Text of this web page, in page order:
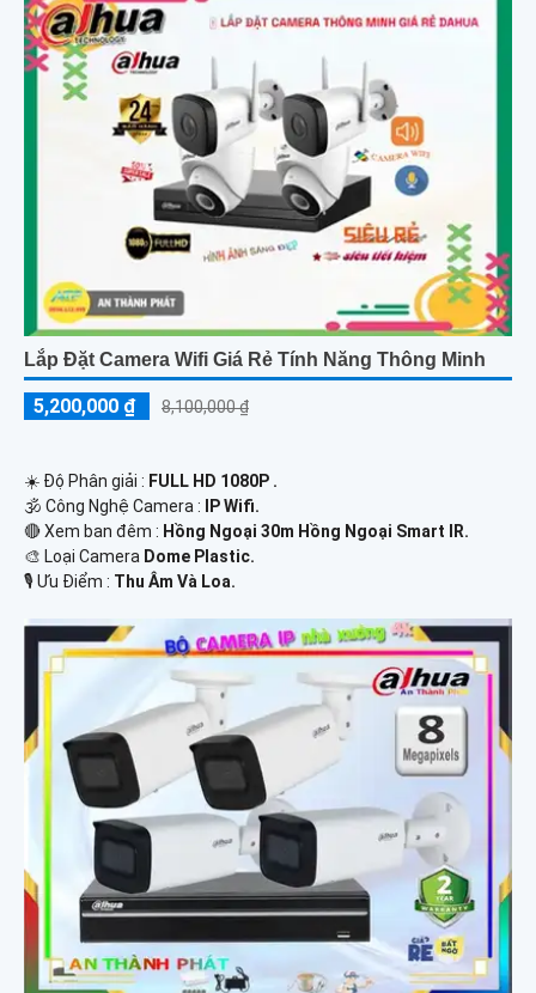
Lắp Đặt Camera Wifi Giá Rẻ Tính Năng Thông Minh
5,200,000 ₫ 8,100,000 ₫
☀️ Độ Phân giải : FULL HD 1080P .
🕉️ Công Nghệ Camera :
IP Wifi.
🔴 Xem ban đêm : Hồng Ngoại 30m Hồng Ngoại Smart IR.
🎨 Loại Camera Dome Plastic.
️🎙 Ưu Điểm : Thu Âm Và Loa.